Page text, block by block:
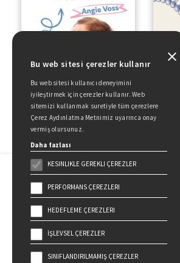
Doğan Kitap, bir Doğan Holding
kuruluşudur.
19 Mayıs Cad. Golden Plaza No:1 Kat:10
34360 / Şişli / İstanbul
Bu web sitesi çerezler kullanır
Bu web sitesi kullanıcı deneyimini
iyileştirmek için çerezler kullanır. Web
sitemizi kullanmak suretiyle tüm çerezlere
Çerez Aydınlatma Metnimiz uyarınca onay
vermiş olursunuz.
Daha fazlası
KESINLIKLE GEREKLI ÇEREZLER
PERFORMANS ÇEREZLERI
HEDEFLEME ÇEREZLERI
İŞLEVSEL ÇEREZLER
SINIFLANDIRILMAMIŞ ÇEREZLER